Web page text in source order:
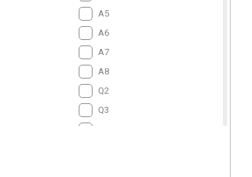
A5
A6
A7
A8
Q2
Q3